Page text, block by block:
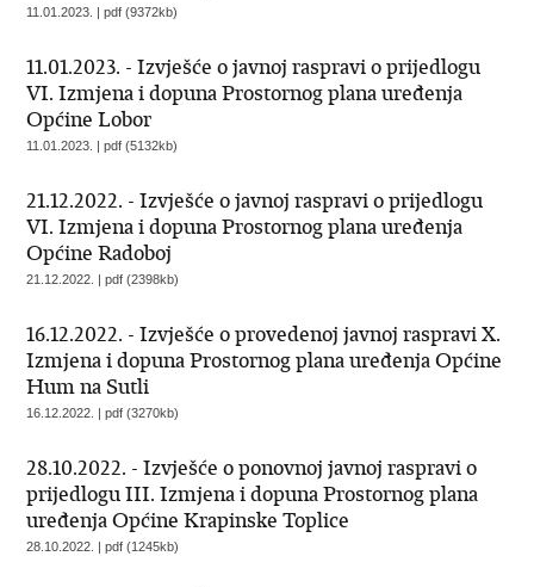
11.01.2023. | pdf (9372kb)
11.01.2023. - Izvješće o javnoj raspravi o prijedlogu
VI. Izmjena i dopuna Prostornog plana uređenja
Općine Lobor
11.01.2023. | pdf (5132kb)
21.12.2022. - Izvješće o javnoj raspravi o prijedlogu
VI. Izmjena i dopuna Prostornog plana uređenja
Općine Radoboj
21.12.2022. | pdf (2398kb)
16.12.2022. - Izvješće o provedenoj javnoj raspravi X.
Izmjena i dopuna Prostornog plana uređenja Općine
Hum na Sutli
16.12.2022. | pdf (3270kb)
28.10.2022. - Izvješće o ponovnoj javnoj raspravi o
prijedlogu III. Izmjena i dopuna Prostornog plana
uređenja Općine Krapinske Toplice
28.10.2022. | pdf (1245kb)